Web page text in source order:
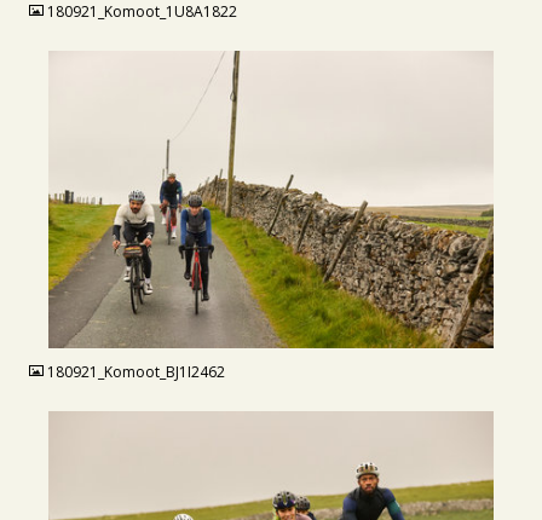
180921_Komoot_1U8A1822
180921_Komoot_BJ1I2462